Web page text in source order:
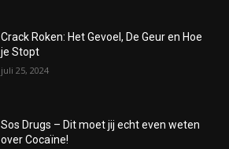
Crack Roken: Het Gevoel, De Geur en Hoe
je Stopt
juli 25, 2024
Sos Drugs – Dit moet jij echt even weten
over Cocaïne!